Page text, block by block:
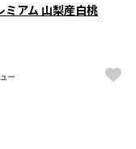
ミアム 山梨産白桃
ー